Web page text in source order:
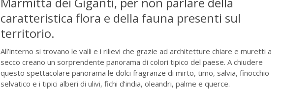
caratteristica flora e della fauna presenti sul
territorio.
All’interno si trovano le valli e i rilievi che grazie ad architetture chiare e muretti a
secco creano un sorprendente panorama di colori tipico del paese. A chiudere
questo spettacolare panorama le dolci fragranze di mirto, timo, salvia, finocchio
selvatico e i tipici alberi di ulivi, fichi d’india, oleandri, palme e querce.